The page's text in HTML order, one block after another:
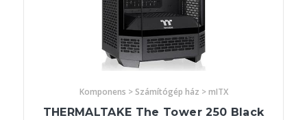
Komponens > Számítógép ház > mITX
THERMALTAKE The Tower 250 Black